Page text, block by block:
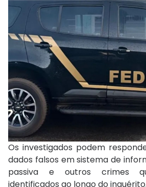
Os investigados podem
dados falsos em sistema de
passiva e outros crimes
identificados ao longo do inquérito.